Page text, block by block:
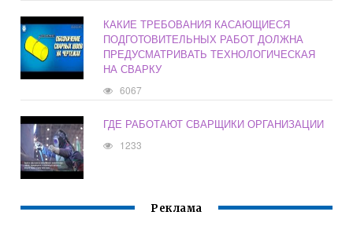
КАКИЕ ТРЕБОВАНИЯ КАСАЮЩИЕСЯ
ПОДГОТОВИТЕЛЬНЫХ РАБОТ ДОЛЖНА
ПРЕДУСМАТРИВАТЬ ТЕХНОЛОГИЧЕСКАЯ
НА СВАРКУ
6067
ГДЕ РАБОТАЮТ СВАРЩИКИ ОРГАНИЗАЦИИ
1233
Реклама